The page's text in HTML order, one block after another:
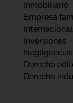
Inmobiliario
Empresa
Internacional
Inversiones
Derecho
Derecho